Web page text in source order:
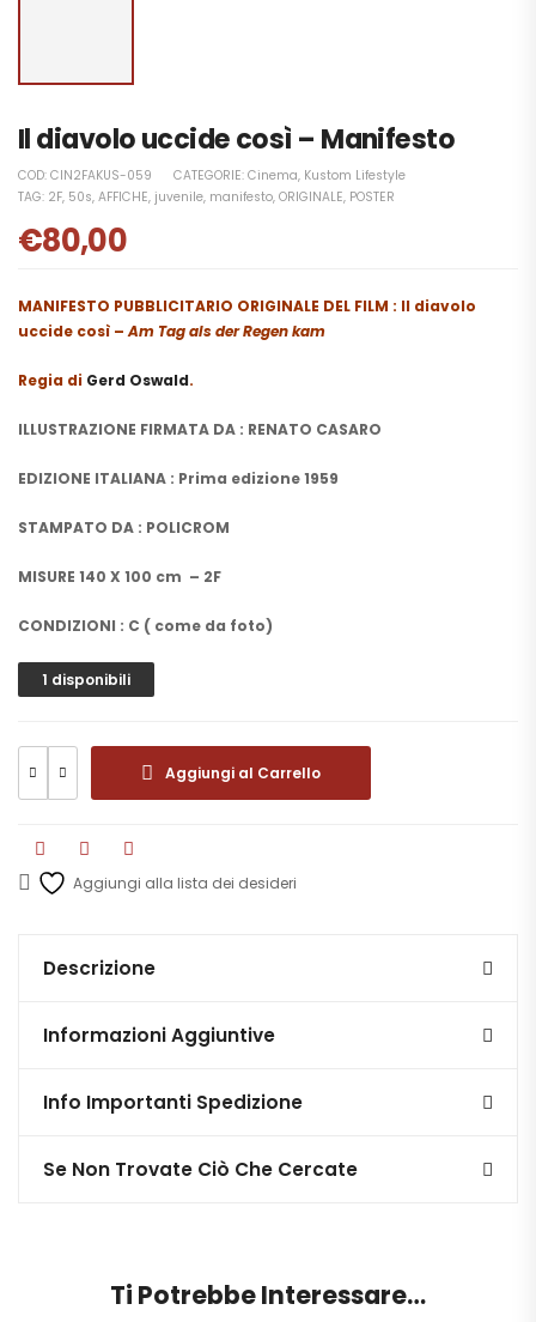
Il diavolo uccide così – Manifesto
COD: CIN2FAKUS-059 CATEGORIE: Cinema, Kustom Lifestyle
TAG: 2F, 50s, AFFICHE, juvenile, manifesto, ORIGINALE, POSTER
€80,00
MANIFESTO PUBBLICITARIO ORIGINALE DEL FILM : Il diavolo
uccide così –Am Tag als der Regen kam
Regia di Gerd Oswald.
ILLUSTRAZIONE FIRMATA DA : RENATO CASARO
EDIZIONE ITALIANA : Prima edizione 1959
STAMPATO DA : POLICROM
MISURE 140 X 100 cm – 2F
CONDIZIONI : C ( come da foto)
1 disponibili
Aggiungi al Carrello
Aggiungi alla lista dei desideri
Descrizione
Informazioni Aggiuntive
Info Importanti Spedizione
Se Non Trovate Ciò Che Cercate
Ti Potrebbe Interessare…